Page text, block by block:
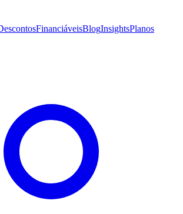
FinanciáveisBlogInsightsPlanos